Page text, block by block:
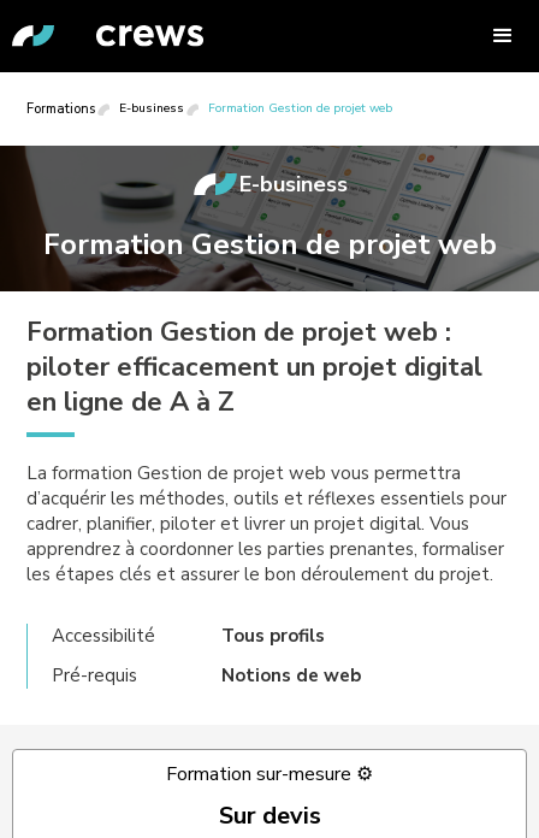
Formations E-business Formation Gestion de projet web
E-business
Formation Gestion de projet web
Formation Gestion de projet web :
piloter efficacement un projet digital
en ligne de A à Z
La formation Gestion de projet web vous permettra
d’acquérir les méthodes, outils et réflexes essentiels pour
cadrer, planifier, piloter et livrer un projet digital. Vous
apprendrez à coordonner les parties prenantes, formaliser
les étapes clés et assurer le bon déroulement du projet.
Accessibilité
Tous profils
Pré-requis
Notions de web
Formation sur-mesure ⚙️
Sur devis